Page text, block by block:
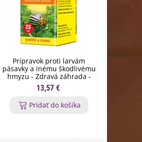
Prípravok proti larvám
pásavky a inému škodlivému
hmyzu - Zdravá záhrada -
ochrana rastlín - 20 ml
13,57 €
Pridať do košíka